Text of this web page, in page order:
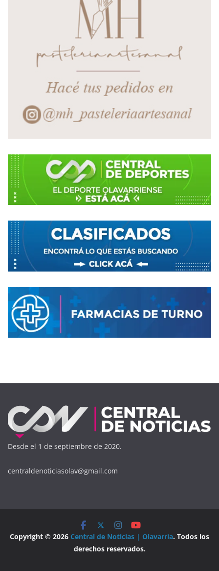
Desde el 1 de septiembre de 2020.
centraldenoticiasolav@gmail.com
Copyright © 2026 Central de Noticias | Olavarría. Todos los
derechos reservados.